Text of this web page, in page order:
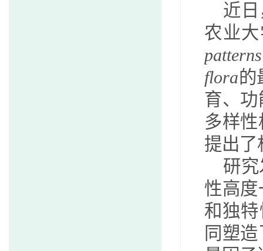
近
农业
flora的
育、
多样
提出了
研
性高
和独
同塑